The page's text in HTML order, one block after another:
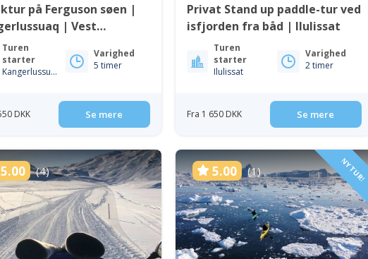
på Ferguson søen |
| Vest
Turen
starter
Kangerlussuaq
Varighed
5 timer
DKK Se mere
Privat Stand up paddle-tur ved
isfjorden fra båd | Ilulissat
Turen
starter
Ilulissat
Varighed
2 timer
Fra 1 650 DKK Se mere
5.00 (4) 5.00 (1) NY TUR!